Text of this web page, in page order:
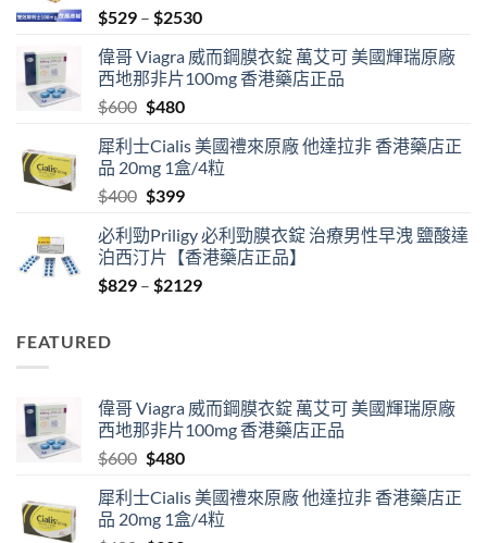
$529 – $2530Price
$529
through
偉哥 Viagra 威而鋼膜衣錠 萬艾可 美國輝瑞原廠
西地那非片100mg 香港藥店正品
$600 Original
was:
$600.
$480Current
is:
$480.
犀利士Cialis 美國禮來原廠 他達拉非 香港藥店正
品 20mg 1盒/4粒
$400 Original
was:
$400.
$399Current
is:
$399.
必利勁Priligy 必利勁膜衣錠 治療男性早洩 鹽酸達
泊西汀片【香港藥店正品】
$829 – $2129Price
FEATURED
偉哥 Viagra 威而鋼膜衣錠 萬艾可 美國輝瑞原廠
西地那非片100mg 香港藥店正品
$600 Original
was:
$600.
$480Current
is:
$480.
犀利士Cialis 美國禮來原廠 他達拉非 香港藥店正
品 20mg 1盒/4粒